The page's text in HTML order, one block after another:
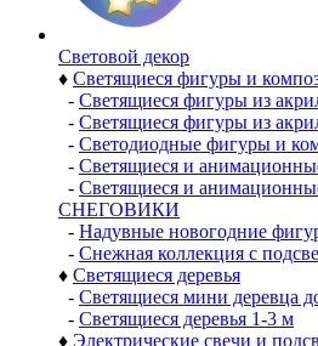
Световой декор
♦ Светящиеся фигуры и
- Светящиеся фигуры из
- Светящиеся фигуры из
- Светодиодные фигуры и
- Светящиеся и
- Светящиеся и
СНЕГОВИКИ
- Надувные новогодние
- Снежная коллекция с
♦ Светящиеся деревья
- Светящиеся мини деревца
- Светящиеся деревья 1-3 м
♦ Электрические свечи и